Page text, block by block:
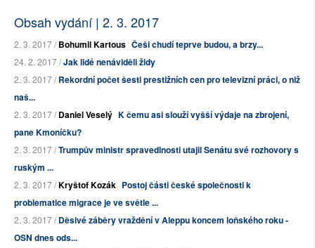
Obsah vydání | 2. 3. 2017
2. 3. 2017 /Bohumil Kartous Češi chudí teprve budou, a brzy...
24. 2. 2017 /Jak lidé nenáviděli židy
2. 3. 2017 /Rekordní počet šesti prestižních cen pro televizní práci, o niž
naš...
2. 3. 2017 /Daniel Veselý K čemu asi slouží vyšší výdaje na zbrojení,
pane Kmoníčku?
2. 3. 2017 /Trumpův ministr spravedlnosti utajil Senátu své rozhovory s
ruským ...
2. 3. 2017 /Kryštof Kozák Postoj části české společnosti k
problematice migrace je ve světle ...
2. 3. 2017 /Děsivé záběry vraždění v Aleppu koncem loňského roku -
OSN dnes ods...